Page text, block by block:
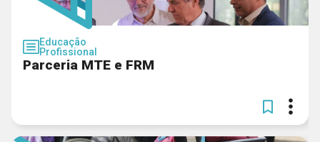
Educação
Profissional
Parceria MTE e FRM